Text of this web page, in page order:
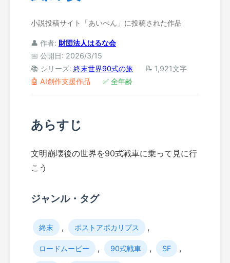
小説投稿サイト「あいぺん」に投稿された作品
👤 作者: 財団法人はるな会
📅 公開日: 2026/3/15
📚 シリーズ: 終末世界90式の旅
📝 1,921文字
🤖 AI創作支援作品
✅ 全年齢
あらすじ
文明崩壊後の世界を90式戦車に乗って見に行
こう
ジャンル・タグ
終末 , ポストアポカリプス ,
ロードムービー , 90式戦車 , SF ,